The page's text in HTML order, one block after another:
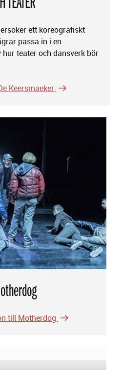
ett koreografiskt
passa in i en
teater och dansverk bör
Keersmaeker
till Motherdog